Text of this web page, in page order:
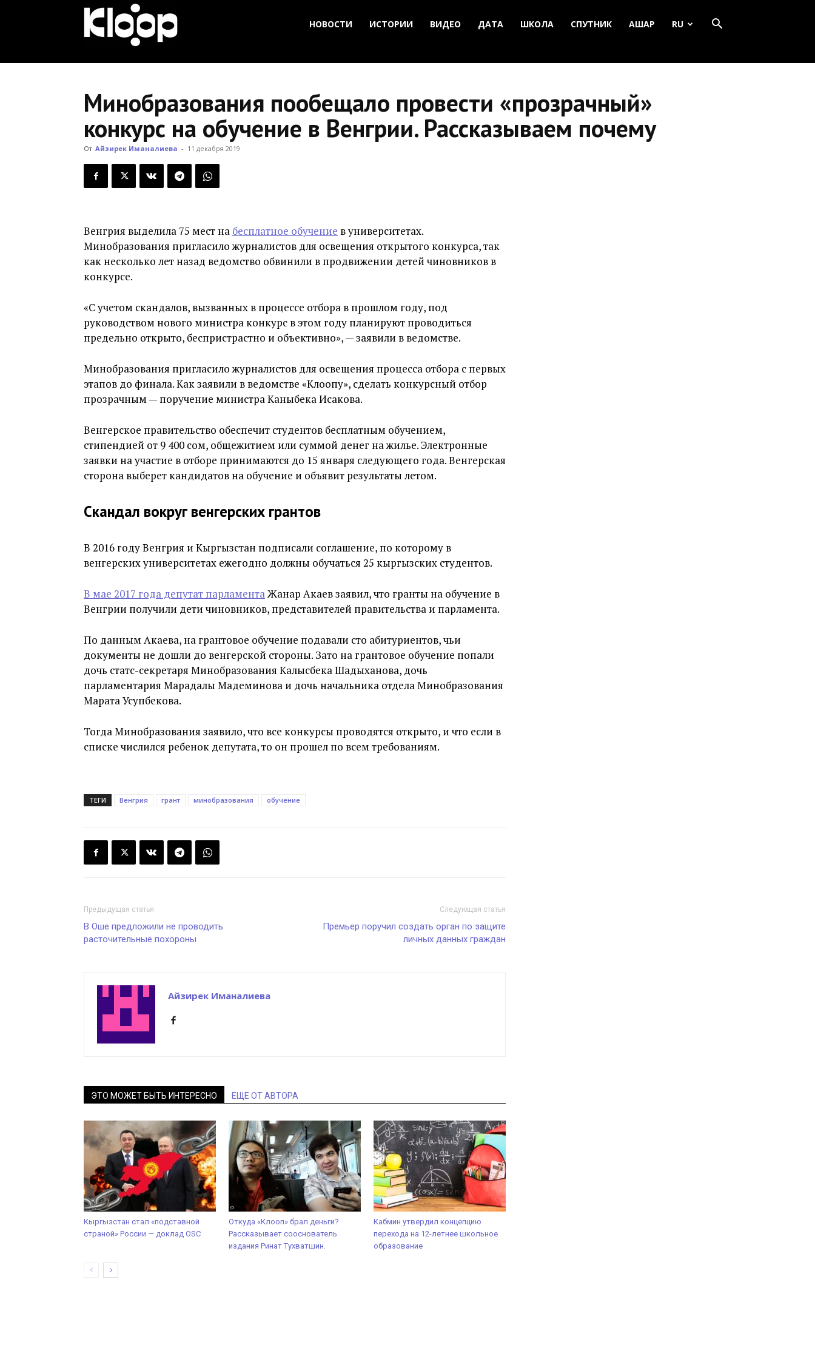
Новости
Кыргызстана
НОВОСТИ ИСТОРИИ ВИДЕО ДАТА ШКОЛА СПУТНИК АШАР RU
Минобразования пообещало провести «прозрачный»
конкурс на обучение в Венгрии. Рассказываем почему
От Айзирек Иманалиева - 11 декабря 2019
Венгрия выделила 75 мест на бесплатное обучение в университетах.
Минобразования пригласило журналистов для освещения открытого конкурса, так
как несколько лет назад ведомство обвинили в продвижении детей чиновников в
конкурсе.
«С учетом скандалов, вызванных в процессе отбора в прошлом году, под
руководством нового министра конкурс в этом году планируют проводиться
предельно открыто, беспристрастно и объективно», — заявили в ведомстве.
Минобразования пригласило журналистов для освещения процесса отбора с первых
этапов до финала. Как заявили в ведомстве «Клоопу», сделать конкурсный отбор
прозрачным — поручение министра Каныбека Исакова.
Венгерское правительство обеспечит студентов бесплатным обучением,
стипендией от 9 400 сом, общежитием или суммой денег на жилье. Электронные
заявки на участие в отборе принимаются до 15 января следующего года. Венгерская
сторона выберет кандидатов на обучение и объявит результаты летом.
Скандал вокруг венгерских грантов
В 2016 году Венгрия и Кыргызстан подписали соглашение, по которому в
венгерских университетах ежегодно должны обучаться 25 кыргызских студентов.
В мае 2017 года депутат парламентаЖанар Акаев заявил, что гранты на обучение в
Венгрии получили дети чиновников, представителей правительства и парламента.
По данным Акаева, на грантовое обучение подавали сто абитуриентов, чьи
документы не дошли до венгерской стороны. Зато на грантовое обучение попали
дочь статс-секретаря Минобразования Калысбека Шадыханова, дочь
парламентария Марадалы Мадеминова и дочь начальника отдела Минобразования
Марата Усупбекова.
Тогда Минобразования заявило, что все конкурсы проводятся открыто, и что если в
списке числился ребенок депутата, то он прошел по всем требованиям.
ТЕГИ Венгрия грант минобразования обучение
Предыдущая статья
В Оше предложили не проводить
расточительные похороны
Следующая статья
Премьер поручил создать орган по защите
личных данных граждан
Айзирек Иманалиева
ЭТО МОЖЕТ БЫТЬ ИНТЕРЕСНО ЕЩЕ ОТ АВТОРА
Кыргызстан стал «подставной
страной» России — доклад OSC
Откуда «Клооп» брал деньги?
Рассказывает сооснователь
издания Ринат Тухватшин.
Кабмин утвердил концепцию
перехода на 12-летнее школьное
образование